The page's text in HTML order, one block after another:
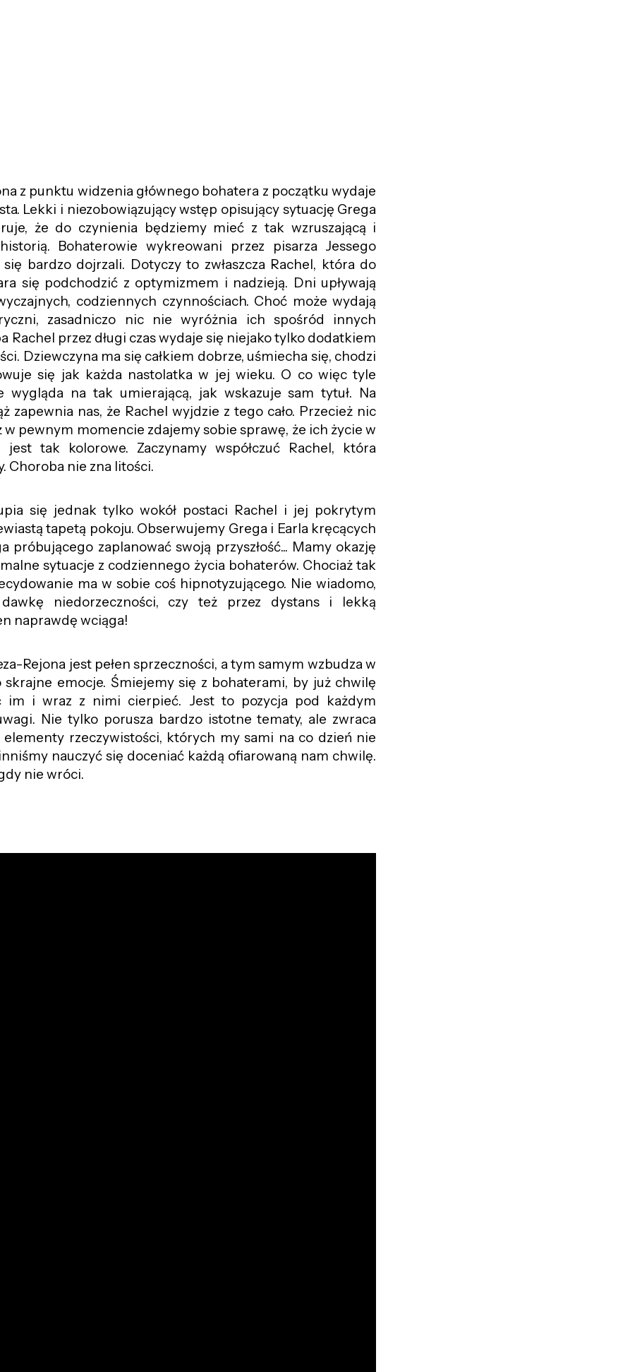
z punktu widzenia głównego bohatera z początku wydaje
Lekki i niezobowiązujący wstęp opisujący sytuację Grega
że do czynienia będziemy mieć z tak wzruszającą i
Bohaterowie wykreowani przez pisarza Jessego
bardzo dojrzali. Dotyczy to zwłaszcza Rachel, która do
się podchodzić z optymizmem i nadzieją. Dni upływają
codziennych czynnościach. Choć może wydają
zasadniczo nic nie wyróżnia ich spośród innych
Rachel przez długi czas wydaje się niejako tylko dodatkiem
Dziewczyna ma się całkiem dobrze, uśmiecha się, chodzi
się jak każda nastolatka w jej wieku. O co więc tyle
wygląda na tak umierającą, jak wskazuje sam tytuł. Na
zapewnia nas, że Rachel wyjdzie z tego cało. Przecież nic
w pewnym momencie zdajemy sobie sprawę, że ich życie w
tak kolorowe. Zaczynamy współczuć Rachel, która
Choroba nie zna litości.
się jednak tylko wokół postaci Rachel i jej pokrytym
tapetą pokoju. Obserwujemy Grega i Earla kręcących
próbującego zaplanować swoją przyszłość... Mamy okazję
sytuacje z codziennego życia bohaterów. Chociaż tak
ma w sobie coś hipnotyzującego. Nie wiadomo,
niedorzeczności, czy też przez dystans i lekką
naprawdę wciąga!
Rejona jest pełen sprzeczności, a tym samym wzbudza w
skrajne emocje. Śmiejemy się z bohaterami, by już chwilę
im i wraz z nimi cierpieć. Jest to pozycja pod każdym
Nie tylko porusza bardzo istotne tematy, ale zwraca
rzeczywistości, których my sami na co dzień nie
nauczyć się doceniać każdą ofiarowaną nam chwilę.
nie wróci.